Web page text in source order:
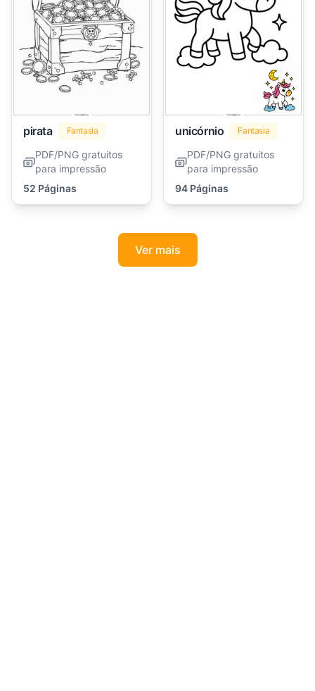
pirata Fantasia
PDF/PNG gratuitos
para impressão
52 Páginas
unicórnio Fantasia
PDF/PNG gratuitos
para impressão
94 Páginas
Ver mais